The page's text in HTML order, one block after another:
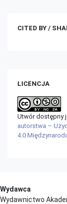
CITED BY /
LICENCJA
Utwór dostępny
autorstwa –
4.0
Wydawca
Wydawnictwo